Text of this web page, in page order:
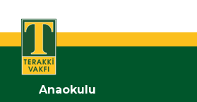
Anaokulu